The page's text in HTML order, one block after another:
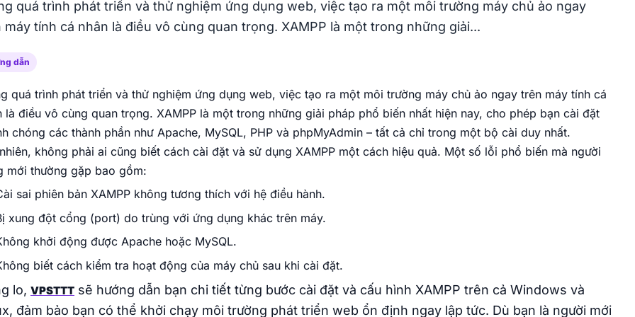
nhu cầu cơ bản.
AMD EPYC 10Gbps Port
Hồ Chí Minh.
NVMe 10Gbps Port
Thuê tủ rack Viettel cho nhu cầu đặt máy chủ
bảo mật, ổn định, có Anti-DDoS và khả năng
Đặt server vật lý tại Data Center chuyên
nghiệp, có điện, làm mát, băng thông, IP và
Thuê chỗ đặt CMC
Thuê chỗ đặt máy chủ CMC cho hệ thống cần
kết nối ổn định, IP tĩnh, băng thông linh hoạt và
bảo mật cao.
Thuê chỗ đặt VNPT
Thuê chỗ đặt máy chủ VNPT với backbone lớn,
Data Center chuyên nghiệp và khả năng mở
rộng băng thông tốt.
Dedicated Servers USA
Dedicated Server tại Mỹ cho phép toàn quyền
kiểm soát tài nguyên phần cứng. Phù hợp
website, app và dịch vụ quốc tế.
quá trình phát triển và thử nghiệm ứng dụng web, việc tạo ra một môi trường máy chủ ảo ngay
máy tính cá nhân là điều vô cùng quan trọng. XAMPP là một trong những giải...
dẫn
quá trình phát triển và thử nghiệm ứng dụng web, việc tạo ra một môi trường máy chủ ảo ngay trên máy tính cá
là điều vô cùng quan trọng. XAMPP là một trong những giải pháp phổ biến nhất hiện nay, cho phép bạn cài đặt
chóng các thành phần như Apache, MySQL, PHP và phpMyAdmin – tất cả chỉ trong một bộ cài duy nhất.
không phải ai cũng biết cách cài đặt và sử dụng XAMPP một cách hiệu quả. Một số lỗi phổ biến mà người
mới thường gặp bao gồm:
sai phiên bản XAMPP không tương thích với hệ điều hành.
xung đột cổng (port) do trùng với ứng dụng khác trên máy.
khởi động được Apache hoặc MySQL.
biết cách kiểm tra hoạt động của máy chủ sau khi cài đặt.
lo, VPSTTT sẽ hướng dẫn bạn chi tiết từng bước cài đặt và cấu hình XAMPP trên cả Windows và
đảm bảo bạn có thể khởi chạy môi trường phát triển web ổn định ngay lập tức. Dù bạn là người mới